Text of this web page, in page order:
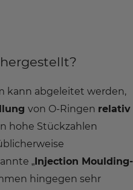
kann abgeleitet werden,
von O-Ringen relativ
hohe Stückzahlen
„Injection Moulding-
hingegen sehr